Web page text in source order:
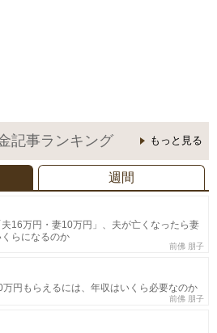
記事ランキング もっと見る
週間
16万円・妻10万円」、夫が亡くなったら妻
らになるのか
前佛 朋子
万円もらえるには、年収はいくら必要なのか
前佛 朋子